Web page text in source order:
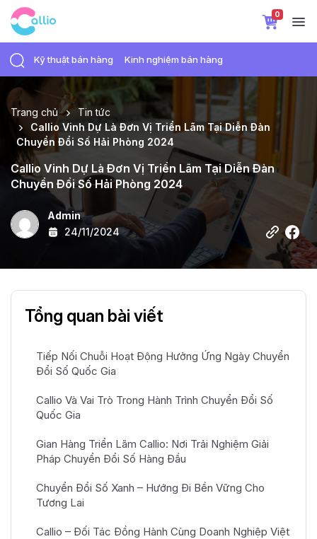
0
Kỹ thuật bán hàng Kinh nghiệm bán hàng
Trang chủ
Tin tức
Callio Vinh Dự Là Đơn Vị Triển Lãm Tại Diễn Đàn
Chuyển Đổi Số Hải Phòng 2024
Callio Vinh Dự Là Đơn Vị Triển Lãm Tại Diễn Đàn
Chuyển Đổi Số Hải Phòng 2024
Admin
24/11/2024
Tổng quan bài viết
Tiếp Nối Chuỗi Hoạt Động Hưởng Ứng Ngày Chuyển
Đổi Số Quốc Gia
Callio Và Vai Trò Trong Hành Trình Chuyển Đổi Số
Quốc Gia
Gian Hàng Triển Lãm Callio: Nơi Trải Nghiệm Giải
Pháp Chuyển Đổi Số Hàng Đầu
Chuyển Đổi Số Xanh – Hướng Đi Bền Vững Cho
Tương Lai
Callio – Đối Tác Đồng Hành Cùng Doanh Nghiệp Việt